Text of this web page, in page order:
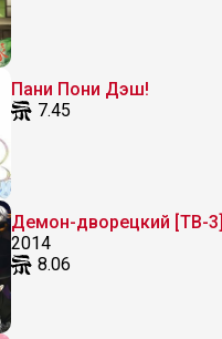
Пани Пони Дэш!
7.45
Демон-дворецкий [ТВ-3]
2014
8.06